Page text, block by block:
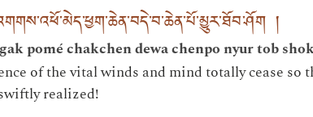
།
pomé chakchen dewa chenpo nyur tob
of the vital winds and mind totally cease so
realized!